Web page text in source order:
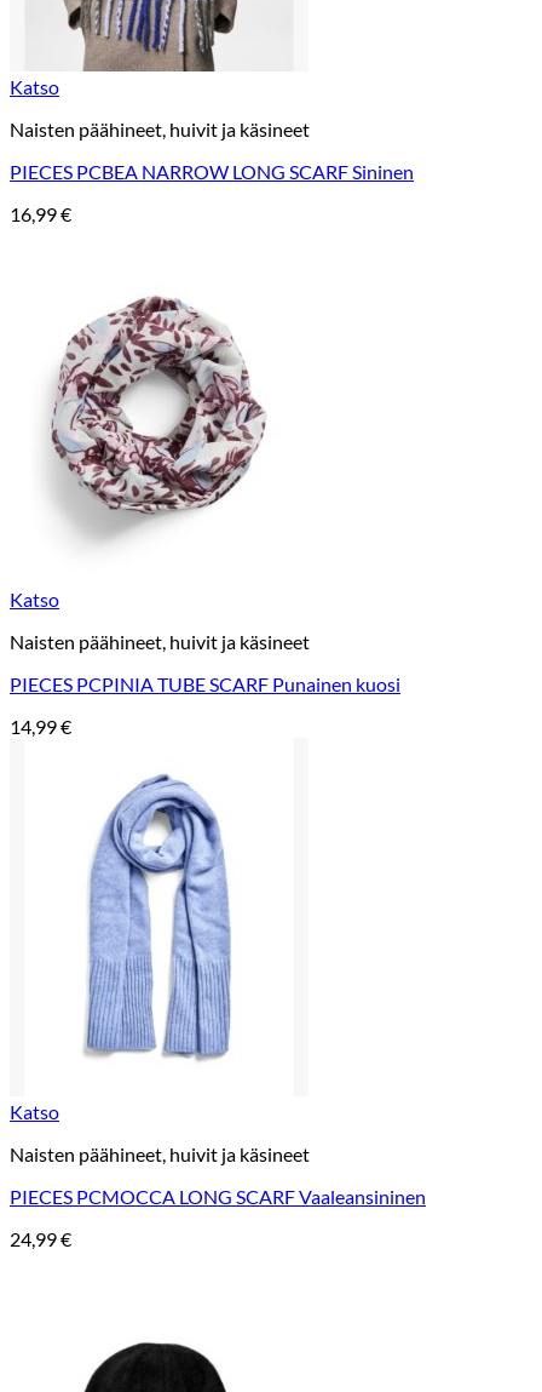
Katso
Naisten päähineet, huivit ja käsineet
PIECES PCBEA NARROW LONG SCARF Sininen
16,99€
Katso
Naisten päähineet, huivit ja käsineet
PIECES PCPINIA TUBE SCARF Punainen kuosi
14,99€
Katso
Naisten päähineet, huivit ja käsineet
PIECES PCMOCCA LONG SCARF Vaaleansininen
24,99€